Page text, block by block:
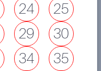
24
25
29
30
34
35